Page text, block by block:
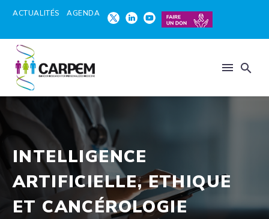
ACTUALITÉS AGENDA
INTELLIGENCE
ARTIFICIELLE, ETHIQUE
ET CANCÉROLOGIE